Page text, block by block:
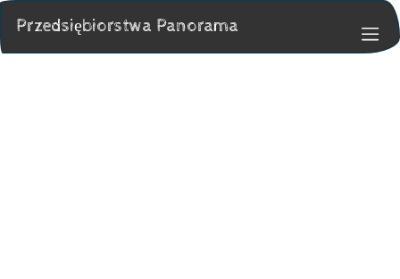
Przedsiębiorstwa Panorama